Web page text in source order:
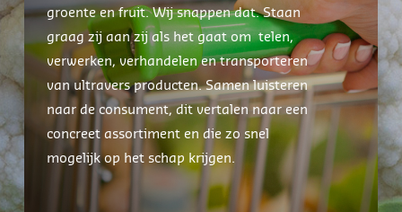
groente en fruit. Wij snappen dat. Staan
graag zij aan zij als het gaat om telen,
verwerken, verhandelen en transporteren
van ultravers producten. Samen luisteren
naar de consument, dit vertalen naar een
concreet assortiment en die zo snel
mogelijk op het schap krijgen.